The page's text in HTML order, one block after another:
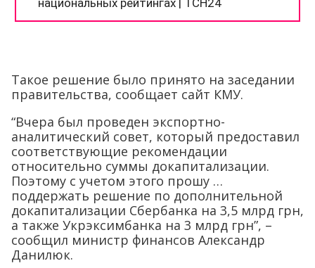
Такое решение было принято на заседании
правительства, сообщает сайт КМУ.
“Вчера был проведен экспортно-
аналитический совет, который предоставил
соответствующие рекомендации
относительно суммы докапитализации.
Поэтому с учетом этого прошу …
поддержать решение по дополнительной
докапитализации Сбербанка на 3,5 млрд грн,
а также Укрэксимбанка на 3 млрд грн”, –
сообщил министр финансов Александр
Данилюк.